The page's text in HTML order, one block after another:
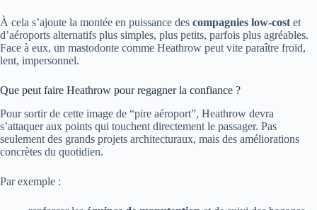
À cela s’ajoute la montée en puissance des compagnies low-costet
d’aéroports alternatifs plus simples, plus petits, parfois plus agréables.
Face à eux, un mastodonte comme Heathrow peut vite paraître froid,
lent, impersonnel.
Que peut faire Heathrow pour regagner la confiance ?
Pour sortir de cette image de “pire aéroport”, Heathrow devra
s’attaquer aux points qui touchent directement le passager. Pas
seulement des grands projets architecturaux, mais des améliorations
concrètes du quotidien.
Par exemple :